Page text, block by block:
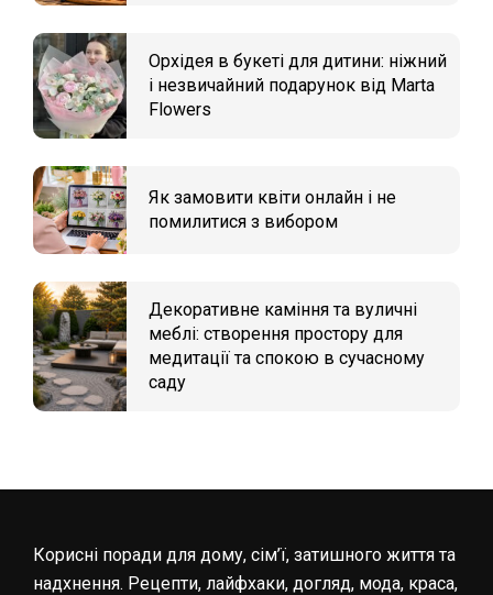
Орхідея в букеті для дитини: ніжний
і незвичайний подарунок від Marta
Flowers
Як замовити квіти онлайн і не
помилитися з вибором
Декоративне каміння та вуличні
меблі: створення простору для
медитації та спокою в сучасному
саду
Корисні поради для дому, сім’ї, затишного життя та
надхнення. Рецепти, лайфхаки, догляд, мода, краса,